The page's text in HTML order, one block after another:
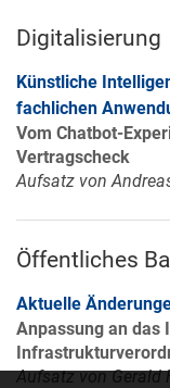
Digitalisierung
Künstliche
fachlichen
Vom Chatbot-
Vertragscheck
Aufsatz von
Öffentliches
Aktuelle
Anpassung an das
Aufsatz von Gerald